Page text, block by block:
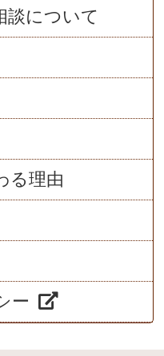
談について
る理由
ー